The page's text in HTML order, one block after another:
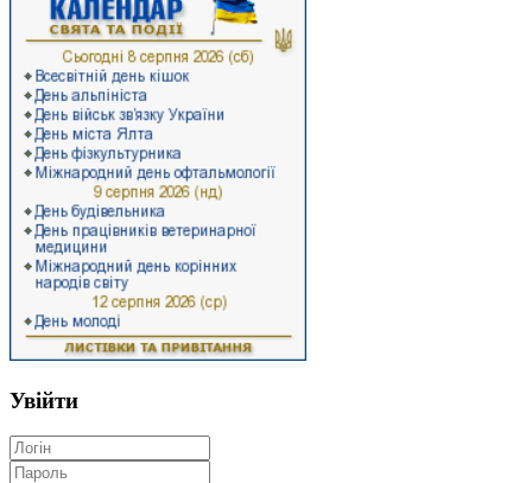
Увійти